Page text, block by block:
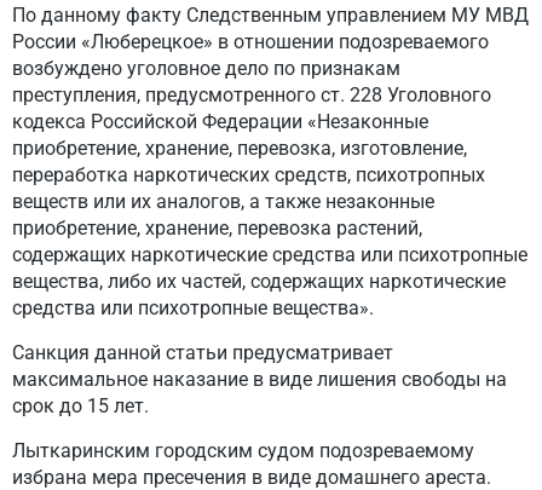
По данному факту Следственным управлением МУ МВД
России «Люберецкое» в отношении подозреваемого
возбуждено уголовное дело по признакам
преступления, предусмотренного ст. 228 Уголовного
кодекса Российской Федерации «Незаконные
приобретение, хранение, перевозка, изготовление,
переработка наркотических средств, психотропных
веществ или их аналогов, а также незаконные
приобретение, хранение, перевозка растений,
содержащих наркотические средства или психотропные
вещества, либо их частей, содержащих наркотические
средства или психотропные вещества».
Санкция данной статьи предусматривает
максимальное наказание в виде лишения свободы на
срок до 15 лет.
Лыткаринским городским судом подозреваемому
избрана мера пресечения в виде домашнего ареста.